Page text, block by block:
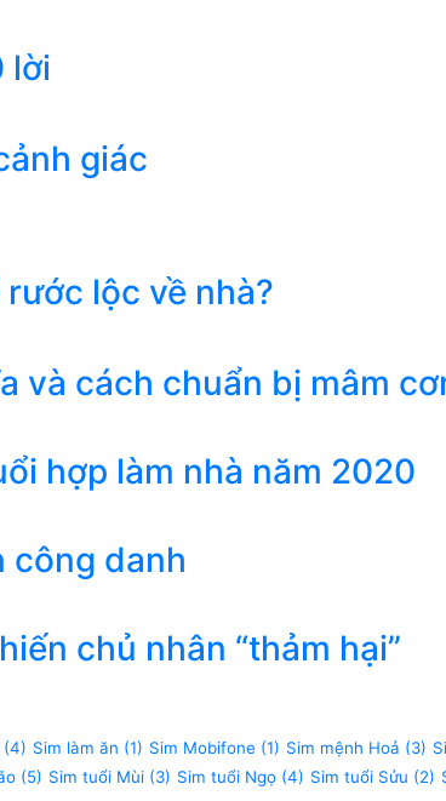
lời
giác
lộc về nhà?
và cách chuẩn bị mâm
hợp làm nhà năm 2020
công danh
chủ nhân “thảm hại”
(4) Sim làm ăn (1) Sim Mobifone (1) Sim mệnh Hoả (3)
(5) Sim tuổi Mùi (3) Sim tuổi Ngọ (4) Sim tuổi Sửu (2)